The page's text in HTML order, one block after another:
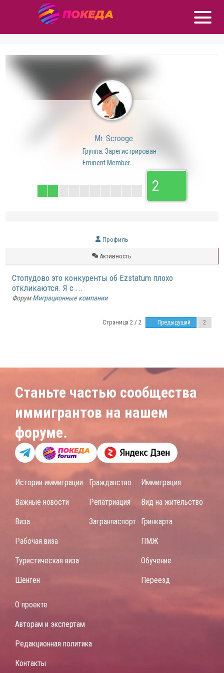
Mr. Scrooge
Группа: Зарегистрирован
Eminent Member
2
Профиль
Активность
Стопудово это конкуренты об Ezstatum плохо
откликаются. Я с ...
Форум Миграционные компании
Страница 2 / 2 Предыдущий
Станьте частью сообщества
иммигрантов на нашем
форуме.
Истории иммиграции
Важные новости
Виза
Рабочая виза
Туристическая виза
Шенген
Гражданство
Репатриация
Загранпаспорт
Иммиграция
Вид на жительство
Гринкарта
ПМЖ
Обучение
Переезд
О проекте
Авторам и экспертам
Редакционная политика
Контакты